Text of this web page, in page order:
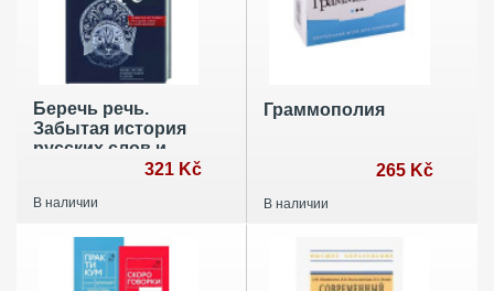
Беречь речь.
Забытая история
русских слов и
321 Kč
В наличии
Граммополия
265 Kč
В наличии